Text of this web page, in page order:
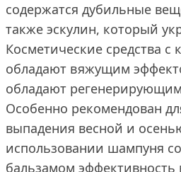
содержатся дубильные
также эскулин, который
Косметические средства с
обладают вяжущим
обладают
Особенно рекомендован
выпадения весной и
использовании шампуня
бальзамом эффективность